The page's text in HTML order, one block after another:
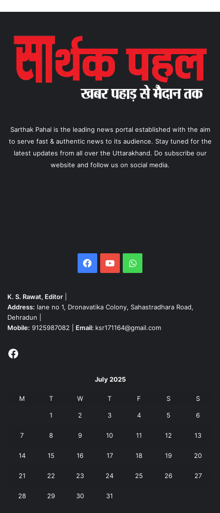
Sarthak Pahal is the leading news portal established with the aim
to serve fast & authentic news to its audience. Stay tuned for the
latest updates from all over the Uttarakhand. Do subscribe our
website and follow us on social media.
Facebook
YouTubeWhatsApp
K. S. Rawat, Editor
Address: lane no 1, Dronavatika Colony, Sahastradhara Road,
Dehradun |
Mobile: 9125987082 | Email: ksr171164@gmail.com
Facebook
July 2025
M T W T F S S
1 2 3 4 5 6
7 8 9 10 11 12 13
14 15 16 17 18 19 20
21 22 23 24 25 26 27
28 29 30 31